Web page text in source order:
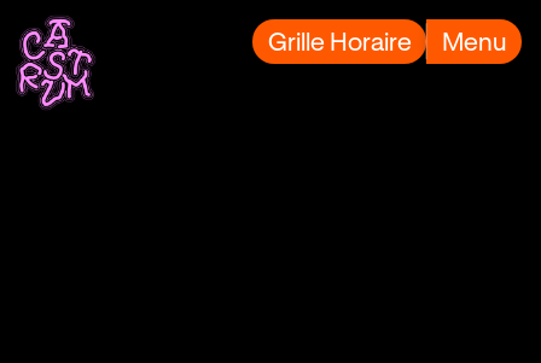
Grille Horaire Menu